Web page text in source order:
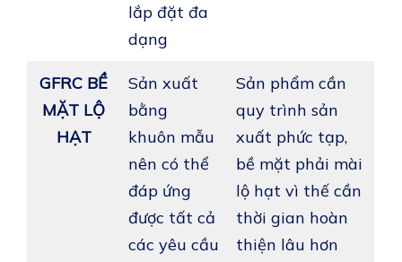
lắp đặt đa
dạng
GFRC BỀ
MẶT LỘ
HẠT
Sản xuất
bằng
khuôn mẫu
nên có thể
đáp ứng
được tất cả
các yêu cầu
Sản phẩm cần
quy trình sản
xuất phức tạp,
bề mặt phải mài
lộ hạt vì thế cần
thời gian hoàn
thiện lâu hơn